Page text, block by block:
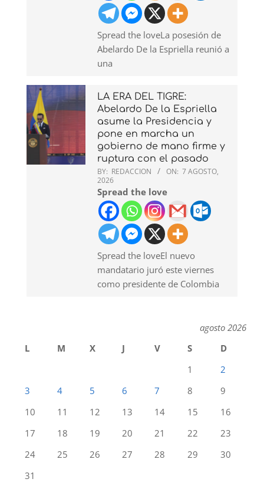
Spread the loveLa posesión de
Abelardo De la Espriella reunió a
una
LA ERA DEL TIGRE:
Abelardo De la Espriella
asume la Presidencia y
pone en marcha un
gobierno de mano firme y
ruptura con el pasado
BY: REDACCION ON: 7 AGOSTO,
2026
Spread the love
Spread the loveEl nuevo
mandatario juró este viernes
como presidente de Colombia
agosto 2026
L
M X J V S
D
1
2
3
4 5 6 7 8
9
10
11 12 13 14 15
16
17
18 19 20 21 22
23
24
25 26 27 28 29
30
31